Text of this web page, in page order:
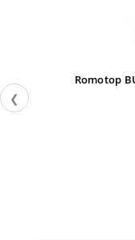
❮
Romotop